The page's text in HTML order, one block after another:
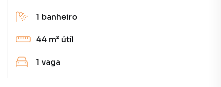
1 banheiro
44 m² útil
1 vaga